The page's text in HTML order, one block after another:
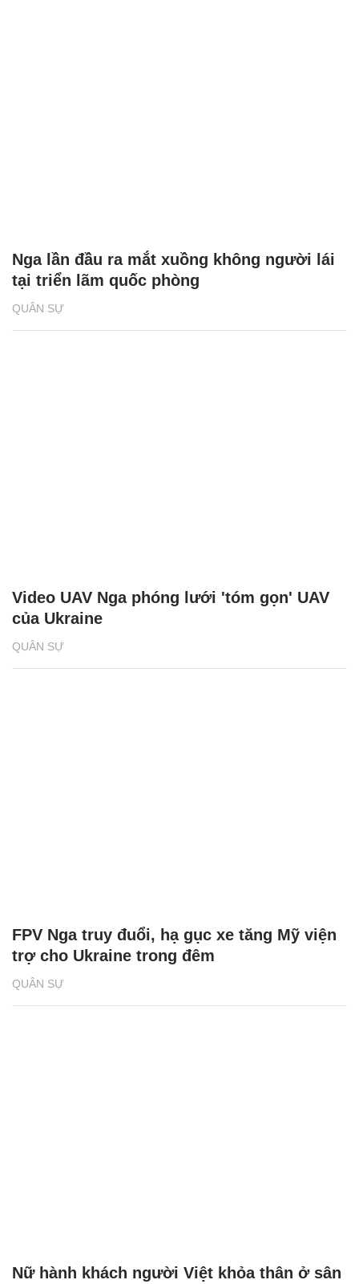
QUÂN SỰ
Nga lần đầu ra mắt xuồng không người lái
tại triển lãm quốc phòng
QUÂN SỰ
Video UAV Nga phóng lưới 'tóm gọn' UAV
của Ukraine
QUÂN SỰ
FPV Nga truy đuổi, hạ gục xe tăng Mỹ viện
trợ cho Ukraine trong đêm
Nữ hành khách người Việt khỏa thân ở sân